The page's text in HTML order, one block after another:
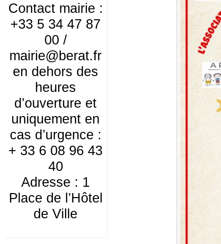
Contact mairie :
+33 5 34 47 87
00 /
mairie@berat.fr
en dehors des
heures
d’ouverture et
uniquement en
cas d’urgence :
+ 33 6 08 96 43
40
Adresse : 1
Place de l’Hôtel
de Ville